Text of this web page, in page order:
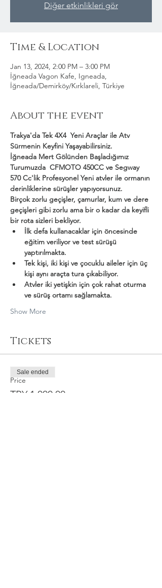
Diğer etkinlikleri gör
Time & Location
Jan 13, 2024, 2:00 PM – 3:00 PM
İğneada Vagon Kafe, Igneada,
İğneada/Demirköy/Kırklareli, Türkiye
About the event
Trakya'da Tek 4X4  Yeni Araçlar ile Atv
Sürmenin Keyfini Yaşayabilirsiniz.
İğneada Mert Gölünden Başladığımız
Turumuzda  CFMOTO 450CC ve Segway
570 Cc'lik Profesyonel Yeni atvler ile ormanın
derinliklerine sürüşler yapıyorsunuz.
Birçok zorlu geçişler, çamurlar, kum ve dere
geçişleri gibi zorlu ama bir o kadar da keyifli
bir rota sizleri bekliyor.
İlk defa kullanacaklar için öncesinde
eğitim veriliyor ve test sürüşü
yaptırılmakta.
Tek kişi, iki kişi ve çocuklu aileler için üç
kişi aynı araçta tura çıkabiliyor.
Atvler iki yetişkin için çok rahat oturma
ve sürüş ortamı sağlamakta.
Show More
Tickets
Price
TRY 1,000.00
Sale ended